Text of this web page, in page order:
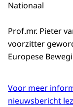
Nationaal
Prof.mr. Pieter
voorzitter
Europese
Voor meer
nieuwsbericht